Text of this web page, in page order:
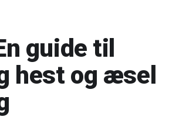
guide til
hest og æsel